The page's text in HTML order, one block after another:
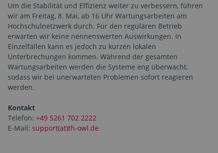
Um die Stabilität und Effizienz weiter zu verbessern, führen
wir am Freitag, 8. Mai, ab 16 Uhr Wartungsarbeiten am
Hochschulnetzwerk durch. Für den regulären Betrieb
erwarten wir keine nennenswerten Auswirkungen. In
Einzelfällen kann es jedoch zu kurzen lokalen
Unterbrechungen kommen. Während der gesamten
Wartungsarbeiten werden die Systeme eng überwacht,
sodass wir bei unerwarteten Problemen sofort reagieren
werden.
Kontakt
Telefon: +49 5261 702 2222
E-Mail: support(at)th-owl.de